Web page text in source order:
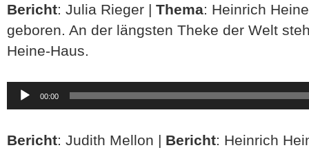
Bericht: Julia Rieger | Thema: Heinrich
geboren. An der längsten Theke der Welt
Heine-Haus.
Audio-
Player
00:00
Bericht: Judith Mellon | Bericht: Heinrich